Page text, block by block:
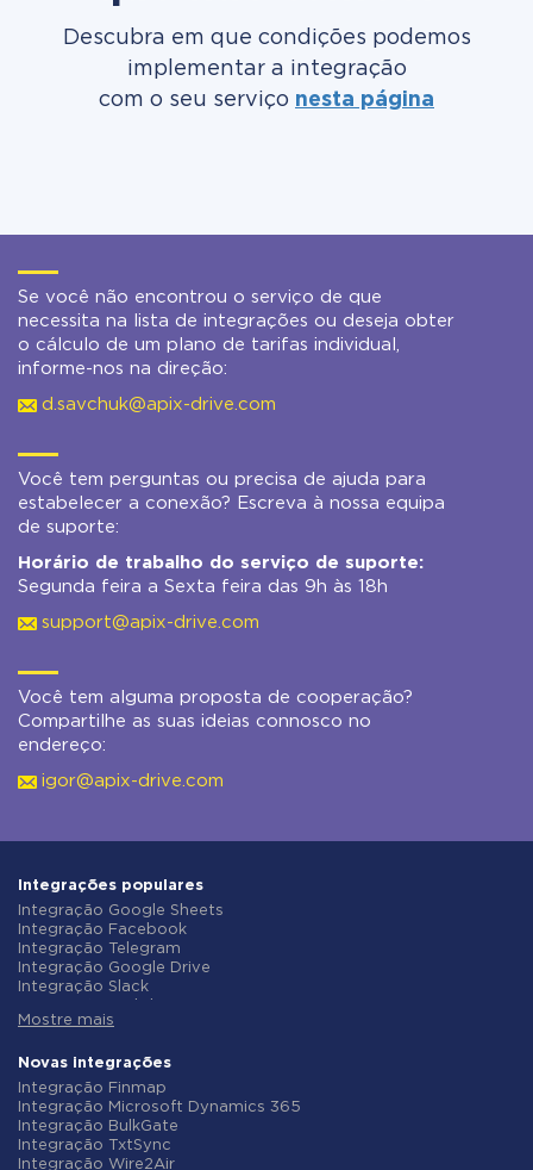
Descubra em que condições podemos
implementar a integração
com o seu serviço nesta página
Se você não encontrou o serviço de que
necessita na lista de integrações ou deseja obter
o cálculo de um plano de tarifas individual,
informe-nos na direção:
d.savchuk@apix-drive.com
Você tem perguntas ou precisa de ajuda para
estabelecer a conexão? Escreva à nossa equipa
de suporte:
Horário de trabalho do serviço de suporte:
Segunda feira a Sexta feira das 9h às 18h
support@apix-drive.com
Você tem alguma proposta de cooperação?
Compartilhe as suas ideias connosco no
endereço:
igor@apix-drive.com
Integrações populares
Integração Google Sheets
Integração Facebook
Integração Telegram
Integração Google Drive
Integração Slack
Integração Gmail
Integração ClickUp
Integração Airtable
Integração Google Contacts
Integração OpenAI (ChatGPT)
Integração Instagram
Integração ActiveCampaign
Mostre mais
Novas integrações
Integração Finmap
Integração Microsoft Dynamics 365
Integração BulkGate
Integração TxtSync
Integração Wire2Air